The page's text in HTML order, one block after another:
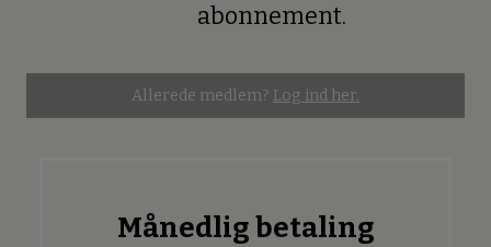
abonnement.
Allerede medlem? Log ind her.
Månedlig betaling